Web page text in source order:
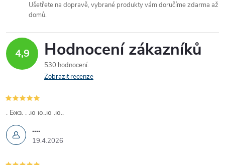
p
r
k
y
v
Ušetřete na dopravě, vybrané produkty vám doručíme zdarma až
domů.
4,9 Hodnocení zákazníků
530 hodnocení
Zobrazit recenze
....
19.4.2026
. Бжз. . .ю ю..ю .ю..